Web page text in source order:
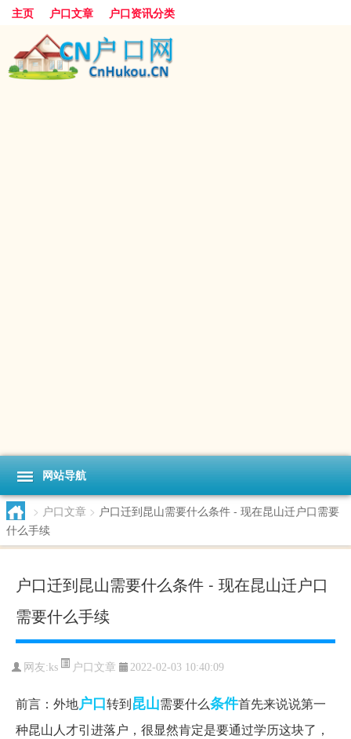
主页 户口文章 户口资讯分类
网站导航
> 户口文章 > 户口迁到昆山需要什么条件 - 现在昆山迁户口需要
什么手续
户口迁到昆山需要什么条件 - 现在昆山迁户口
需要什么手续
网友: ks 户口文章 2022-02-03 10:40:09
前言：外地户口转到昆山需要什么条件首先来说说第一
种昆山人才引进落户，很显然肯定是要通过学历这块了，